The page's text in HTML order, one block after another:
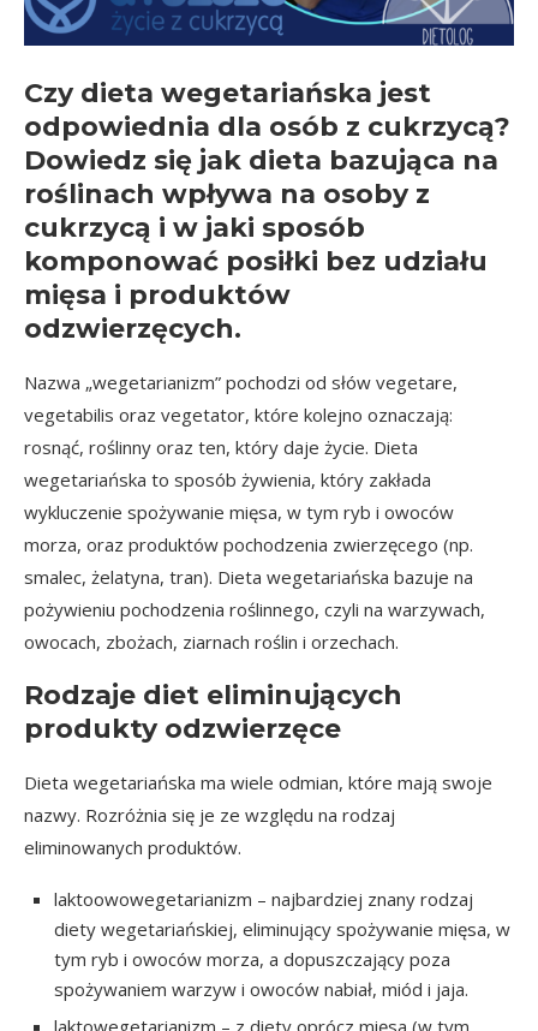
Czy dieta wegetariańska jest
odpowiednia dla osób z cukrzycą?
Dowiedz się jak dieta bazująca na
roślinach wpływa na osoby z
cukrzycą i w jaki sposób
komponować posiłki bez udziału
mięsa i produktów
odzwierzęcych.
Nazwa „wegetarianizm” pochodzi od słów vegetare,
vegetabilis oraz vegetator, które kolejno oznaczają:
rosnąć, roślinny oraz ten, który daje życie. Dieta
wegetariańska to sposób żywienia, który zakłada
wykluczenie spożywanie mięsa, w tym ryb i owoców
morza, oraz produktów pochodzenia zwierzęcego (np.
smalec, żelatyna, tran). Dieta wegetariańska bazuje na
pożywieniu pochodzenia roślinnego, czyli na warzywach,
owocach, zbożach, ziarnach roślin i orzechach.
Rodzaje diet eliminujących
produkty odzwierzęce
Dieta wegetariańska ma wiele odmian, które mają swoje
nazwy. Rozróżnia się je ze względu na rodzaj
eliminowanych produktów.
laktoowowegetarianizm – najbardziej znany rodzaj
diety wegetariańskiej, eliminujący spożywanie mięsa, w
tym ryb i owoców morza, a dopuszczający poza
spożywaniem warzyw i owoców nabiał, miód i jaja.